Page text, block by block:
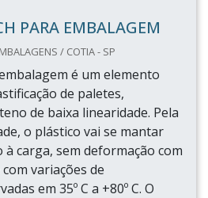
PARA EMBALAGEM
/ COTIA - SP
é um elemento
de paletes,
de baixa linearidade. Pela
o plástico vai se mantar
carga, sem deformação com
variações de
em 35º C a +80º C. O